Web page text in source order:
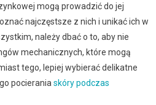
mogą prowadzić do jej
najczęstsze z nich i unikać ich w
należy dbać o to, aby nie
mechanicznych, które mogą
tego, lepiej wybierać delikatne
pocierania skóry podczas